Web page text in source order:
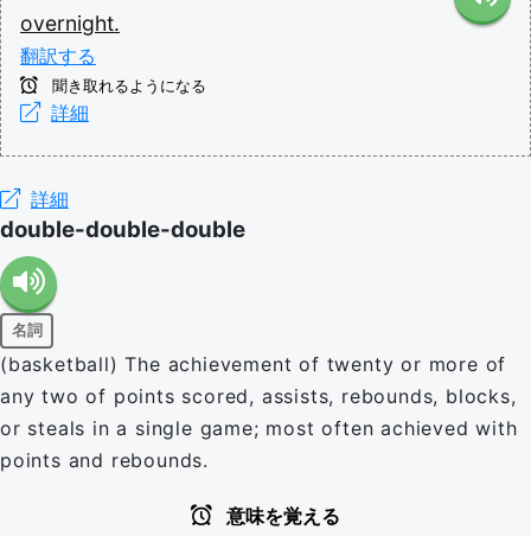
overnight.
翻訳する
聞き取れるようになる
詳細
詳細
double-double-double
名詞
(basketball) The achievement of twenty or more of
any two of points scored, assists, rebounds, blocks,
or steals in a single game; most often achieved with
points and rebounds.
意味を覚える